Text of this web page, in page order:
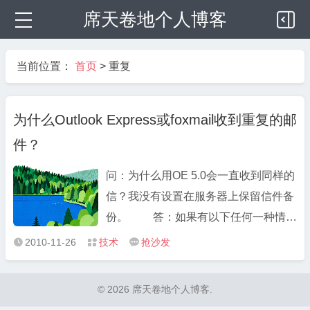
席天卷地个人博客
当前位置： 首页 > 重复
为什么Outlook Express或foxmail收到重复的邮
件？
问：为什么用OE 5.0会一直收到同样的
信？我没有设置在服务器上保留信件备
份。 答：如果有以下任何一种情
况，都会产生这个问题： 1、你在
收信过程中，按了取消或中断；
 2010-11-26  技术  抢沙发
© 2026 席天卷地个人博客.